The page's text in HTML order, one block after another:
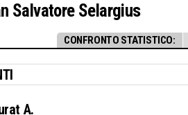
CONFRONTO STATISTICO:
Salvatore Selargius
A.